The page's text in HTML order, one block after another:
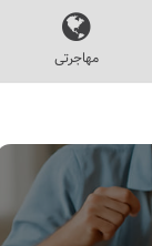
مهاجرتی